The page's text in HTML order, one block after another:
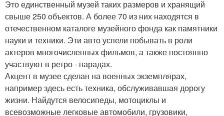
Это единственный музей таких размеров и хранящий
свыше 250 объектов. А более 70 из них находятся в
отечественном каталоге музейного фонда как памятники
науки и техники. Эти авто успели побывать в роли
актеров многочисленных фильмов, а также постоянно
участвуют в ретро - парадах.
Акцент в музее сделан на военных экземплярах,
например здесь есть техника, обслуживавшая дорогу
жизни. Найдутся велосипеды, мотоциклы и
всевозможные легковые автомобили, грузовики,